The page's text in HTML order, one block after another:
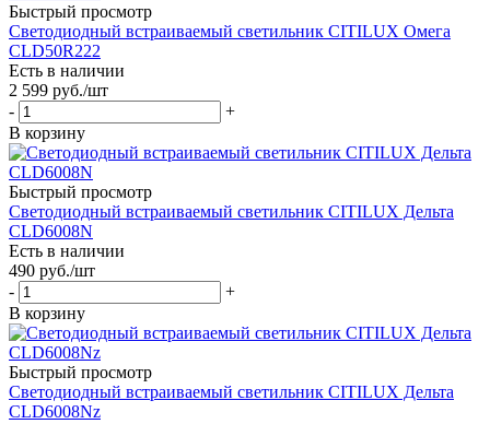
Быстрый просмотр
Светодиодный встраиваемый светильник CITILUX Омега
CLD50R222
Есть в наличии
2 599 руб./шт
-
+
В корзину
Быстрый просмотр
Светодиодный встраиваемый светильник CITILUX Дельта
CLD6008N
Есть в наличии
490 руб./шт
-
+
В корзину
Быстрый просмотр
Светодиодный встраиваемый светильник CITILUX Дельта
CLD6008Nz